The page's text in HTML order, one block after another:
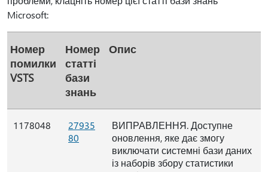
Microsoft:
Номер
помилки
VSTS
Номер
статті
бази
знань
Опис
1178048
27935
80
ВИПРАВЛЕННЯ. Доступне
оновлення, яке дає змогу
виключати системні бази даних
із наборів збору статистики